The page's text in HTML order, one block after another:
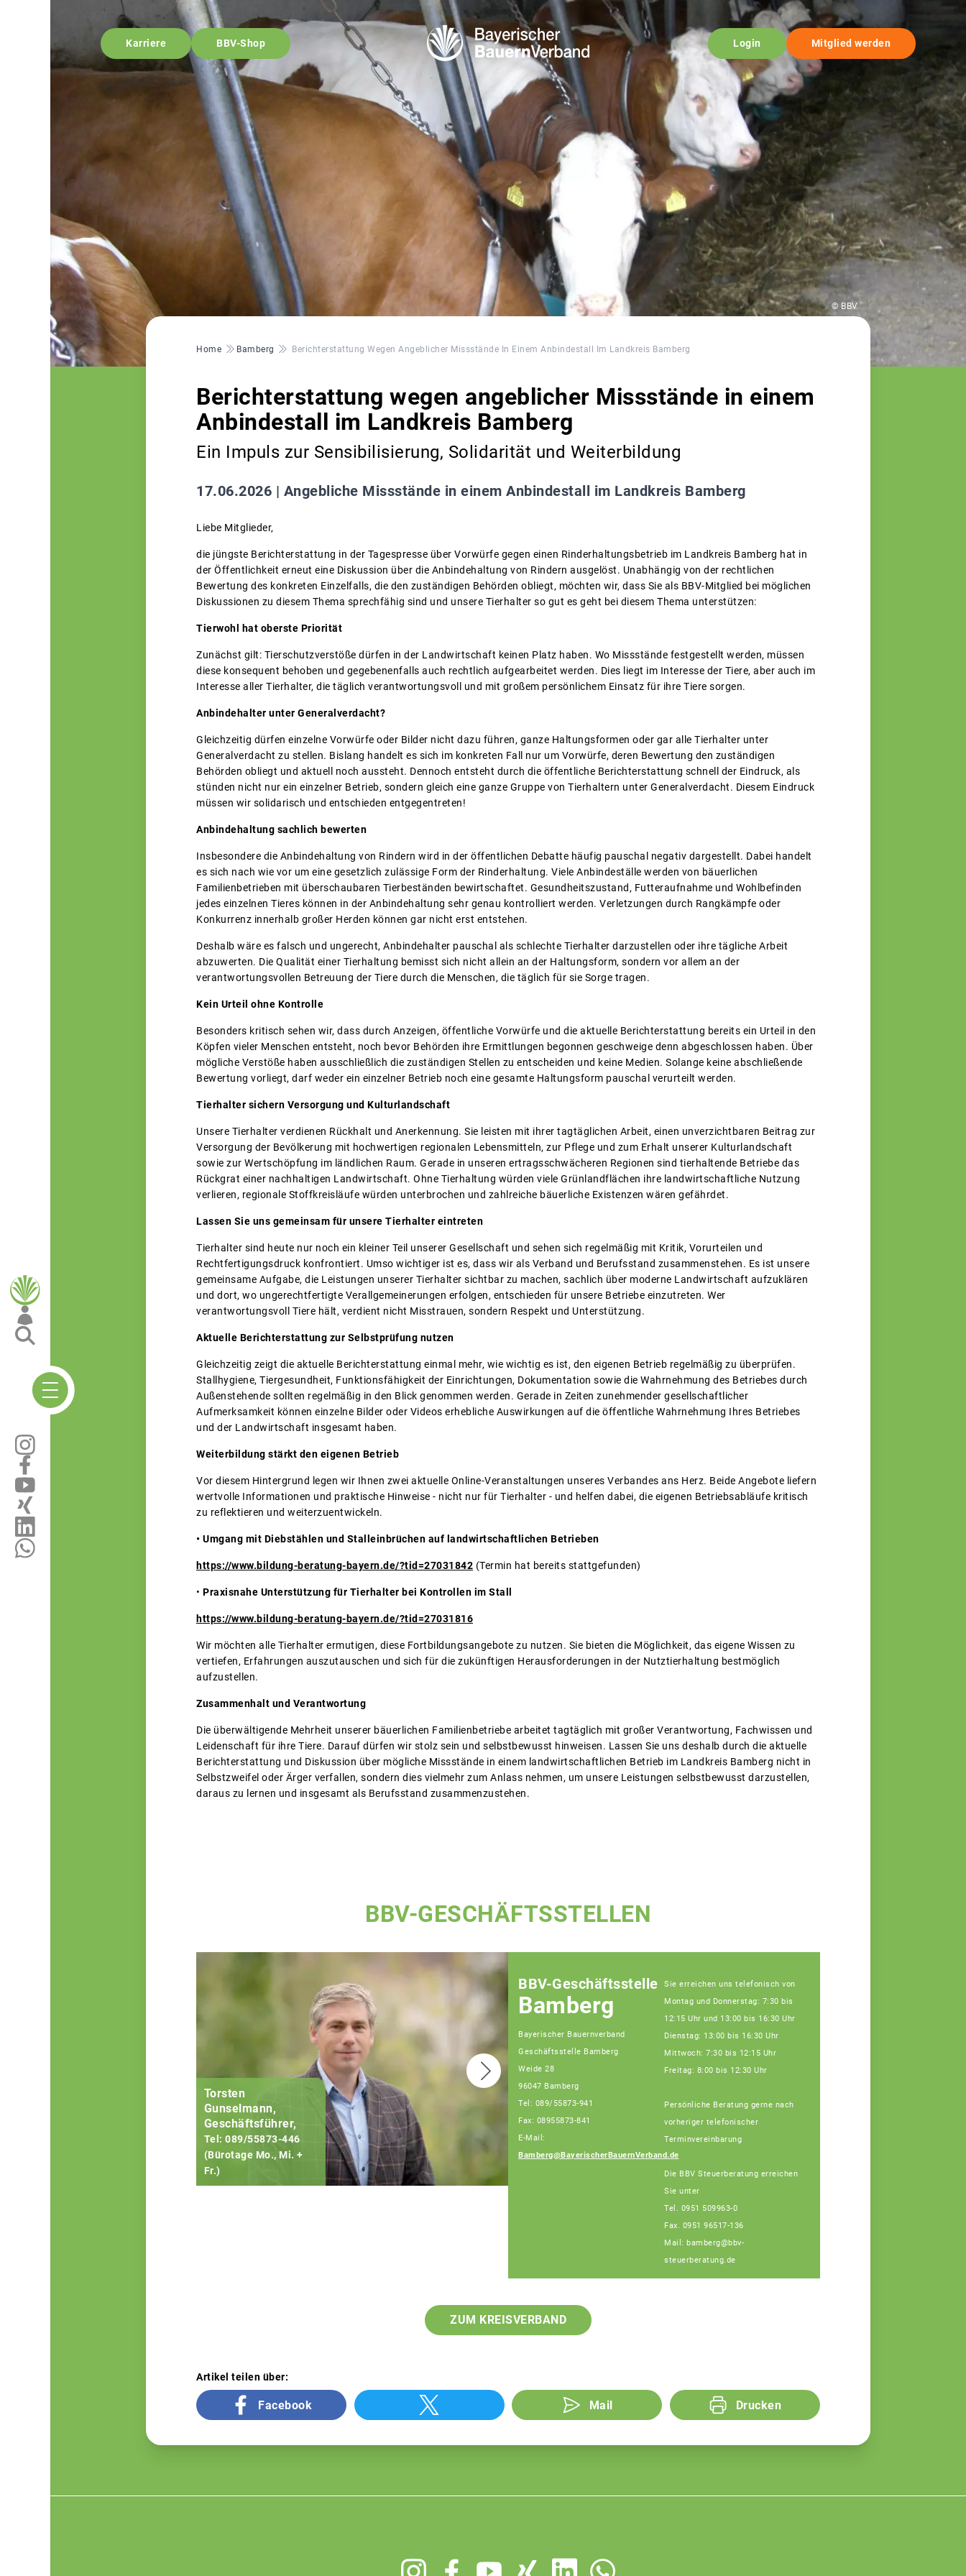
Karriere BBV-Shop Login Mitglied werden
© BBV
Pfadnavigation
Home Bamberg Berichterstattung Wegen Angeblicher Missstände In Einem Anbindestall Im Landkreis Bamberg
Berichterstattung wegen angeblicher Missstände in einem
Anbindestall im Landkreis Bamberg
Ein Impuls zur Sensibilisierung, Solidarität und Weiterbildung
17.06.2026 | Angebliche Missstände in einem Anbindestall im Landkreis Bamberg
Liebe Mitglieder,
die jüngste Berichterstattung in der Tagespresse über Vorwürfe gegen einen Rinderhaltungsbetrieb im Landkreis Bamberg hat in
der Öffentlichkeit erneut eine Diskussion über die Anbindehaltung von Rindern ausgelöst. Unabhängig von der rechtlichen
Bewertung des konkreten Einzelfalls, die den zuständigen Behörden obliegt, möchten wir, dass Sie als BBV-Mitglied bei möglichen
Diskussionen zu diesem Thema sprechfähig sind und unsere Tierhalter so gut es geht bei diesem Thema unterstützen:
Tierwohl hat oberste Priorität
Zunächst gilt: Tierschutzverstöße dürfen in der Landwirtschaft keinen Platz haben. Wo Missstände festgestellt werden, müssen
diese konsequent behoben und gegebenenfalls auch rechtlich aufgearbeitet werden. Dies liegt im Interesse der Tiere, aber auch im
Interesse aller Tierhalter, die täglich verantwortungsvoll und mit großem persönlichem Einsatz für ihre Tiere sorgen.
Anbindehalter unter Generalverdacht?
Gleichzeitig dürfen einzelne Vorwürfe oder Bilder nicht dazu führen, ganze Haltungsformen oder gar alle Tierhalter unter
Generalverdacht zu stellen. Bislang handelt es sich im konkreten Fall nur um Vorwürfe, deren Bewertung den zuständigen
Behörden obliegt und aktuell noch aussteht. Dennoch entsteht durch die öffentliche Berichterstattung schnell der Eindruck, als
stünden nicht nur ein einzelner Betrieb, sondern gleich eine ganze Gruppe von Tierhaltern unter Generalverdacht. Diesem Eindruck
müssen wir solidarisch und entschieden entgegentreten!
Anbindehaltung sachlich bewerten
Insbesondere die Anbindehaltung von Rindern wird in der öffentlichen Debatte häufig pauschal negativ dargestellt. Dabei handelt
es sich nach wie vor um eine gesetzlich zulässige Form der Rinderhaltung. Viele Anbindeställe werden von bäuerlichen
Familienbetrieben mit überschaubaren Tierbeständen bewirtschaftet. Gesundheitszustand, Futteraufnahme und Wohlbefinden
jedes einzelnen Tieres können in der Anbindehaltung sehr genau kontrolliert werden. Verletzungen durch Rangkämpfe oder
Konkurrenz innerhalb großer Herden können gar nicht erst entstehen.
Deshalb wäre es falsch und ungerecht, Anbindehalter pauschal als schlechte Tierhalter darzustellen oder ihre tägliche Arbeit
abzuwerten. Die Qualität einer Tierhaltung bemisst sich nicht allein an der Haltungsform, sondern vor allem an der
verantwortungsvollen Betreuung der Tiere durch die Menschen, die täglich für sie Sorge tragen.
Kein Urteil ohne Kontrolle
Besonders kritisch sehen wir, dass durch Anzeigen, öffentliche Vorwürfe und die aktuelle Berichterstattung bereits ein Urteil in den
Köpfen vieler Menschen entsteht, noch bevor Behörden ihre Ermittlungen begonnen geschweige denn abgeschlossen haben. Über
mögliche Verstöße haben ausschließlich die zuständigen Stellen zu entscheiden und keine Medien. Solange keine abschließende
Bewertung vorliegt, darf weder ein einzelner Betrieb noch eine gesamte Haltungsform pauschal verurteilt werden.
Tierhalter sichern Versorgung und Kulturlandschaft
Unsere Tierhalter verdienen Rückhalt und Anerkennung. Sie leisten mit ihrer tagtäglichen Arbeit, einen unverzichtbaren Beitrag zur
Versorgung der Bevölkerung mit hochwertigen regionalen Lebensmitteln, zur Pflege und zum Erhalt unserer Kulturlandschaft
sowie zur Wertschöpfung im ländlichen Raum. Gerade in unseren ertragsschwächeren Regionen sind tierhaltende Betriebe das
Rückgrat einer nachhaltigen Landwirtschaft. Ohne Tierhaltung würden viele Grünlandflächen ihre landwirtschaftliche Nutzung
verlieren, regionale Stoffkreisläufe würden unterbrochen und zahlreiche bäuerliche Existenzen wären gefährdet.
Lassen Sie uns gemeinsam für unsere Tierhalter eintreten
Tierhalter sind heute nur noch ein kleiner Teil unserer Gesellschaft und sehen sich regelmäßig mit Kritik, Vorurteilen und
Rechtfertigungsdruck konfrontiert. Umso wichtiger ist es, dass wir als Verband und Berufsstand zusammenstehen. Es ist unsere
gemeinsame Aufgabe, die Leistungen unserer Tierhalter sichtbar zu machen, sachlich über moderne Landwirtschaft aufzuklären
und dort, wo ungerechtfertigte Verallgemeinerungen erfolgen, entschieden für unsere Betriebe einzutreten. Wer
verantwortungsvoll Tiere hält, verdient nicht Misstrauen, sondern Respekt und Unterstützung.
Aktuelle Berichterstattung zur Selbstprüfung nutzen
Gleichzeitig zeigt die aktuelle Berichterstattung einmal mehr, wie wichtig es ist, den eigenen Betrieb regelmäßig zu überprüfen.
Stallhygiene, Tiergesundheit, Funktionsfähigkeit der Einrichtungen, Dokumentation sowie die Wahrnehmung des Betriebes durch
Außenstehende sollten regelmäßig in den Blick genommen werden. Gerade in Zeiten zunehmender gesellschaftlicher
Aufmerksamkeit können einzelne Bilder oder Videos erhebliche Auswirkungen auf die öffentliche Wahrnehmung Ihres Betriebes
und der Landwirtschaft insgesamt haben.
Weiterbildung stärkt den eigenen Betrieb
Vor diesem Hintergrund legen wir Ihnen zwei aktuelle Online-Veranstaltungen unseres Verbandes ans Herz. Beide Angebote liefern
wertvolle Informationen und praktische Hinweise - nicht nur für Tierhalter - und helfen dabei, die eigenen Betriebsabläufe kritisch
zu reflektieren und weiterzuentwickeln.
• Umgang mit Diebstählen und Stalleinbrüchen auf landwirtschaftlichen Betrieben
https://www.bildung-beratung-bayern.de/?tid=27031842 (Termin hat bereits stattgefunden)
• Praxisnahe Unterstützung für Tierhalter bei Kontrollen im Stall
https://www.bildung-beratung-bayern.de/?tid=27031816
Wir möchten alle Tierhalter ermutigen, diese Fortbildungsangebote zu nutzen. Sie bieten die Möglichkeit, das eigene Wissen zu
vertiefen, Erfahrungen auszutauschen und sich für die zukünftigen Herausforderungen in der Nutztierhaltung bestmöglich
aufzustellen.
Zusammenhalt und Verantwortung
Die überwältigende Mehrheit unserer bäuerlichen Familienbetriebe arbeitet tagtäglich mit großer Verantwortung, Fachwissen und
Leidenschaft für ihre Tiere. Darauf dürfen wir stolz sein und selbstbewusst hinweisen. Lassen Sie uns deshalb durch die aktuelle
Berichterstattung und Diskussion über mögliche Missstände in einem landwirtschaftlichen Betrieb im Landkreis Bamberg nicht in
Selbstzweifel oder Ärger verfallen, sondern dies vielmehr zum Anlass nehmen, um unsere Leistungen selbstbewusst darzustellen,
daraus zu lernen und insgesamt als Berufsstand zusammenzustehen.
BBV-GESCHÄFTSSTELLEN
Torsten
Gunselmann,
Geschäftsführer,
Tel: 089/55873-446
(Bürotage Mo., Mi. +
Fr.)
Sebastian Hümmer,
Fachberater,
Tel: 089/55873-453
BBV-Geschäftsstelle
Bamberg
Bayerischer Bauernverband
Geschäftsstelle Bamberg
Weide 28
96047 Bamberg
Tel: 089/55873-941
Fax: 08955873-841
E-Mail:
Bamberg@BayerischerBauernVerband.de
Sie erreichen uns telefonisch von
Montag und Donnerstag: 7:30 bis
12:15 Uhr und 13:00 bis 16:30 Uhr
Dienstag: 13:00 bis 16:30 Uhr
Mittwoch: 7:30 bis 12:15 Uhr
Freitag: 8:00 bis 12:30 Uhr
Persönliche Beratung gerne nach
vorheriger telefonischer
Terminvereinbarung
Die BBV Steuerberatung erreichen
Sie unter
Tel. 0951 509963-0
Fax. 0951 96517-136
Mail: bamberg@bbv-
steuerberatung.de
ZUM KREISVERBAND
Artikel teilen über:
Facebook Mail Drucken